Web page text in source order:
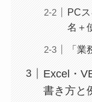
PC
名＋
「
Excel・
書き方と